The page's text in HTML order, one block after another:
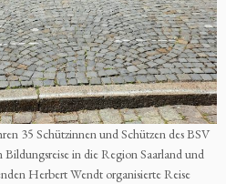
35 Schützinnen und Schützen des BSV
in die Region Saarland und
Herbert Wendt organisierte Reise